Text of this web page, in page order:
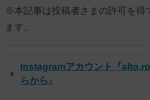
※本記事は投稿者さまの許可を得
ます。
Instagramアカウント『
らから♪